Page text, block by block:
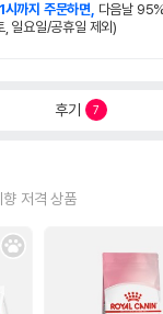
시까지 주문하면, 다음날
, 일요일/공휴일 제외)
후기 7
저격 상품